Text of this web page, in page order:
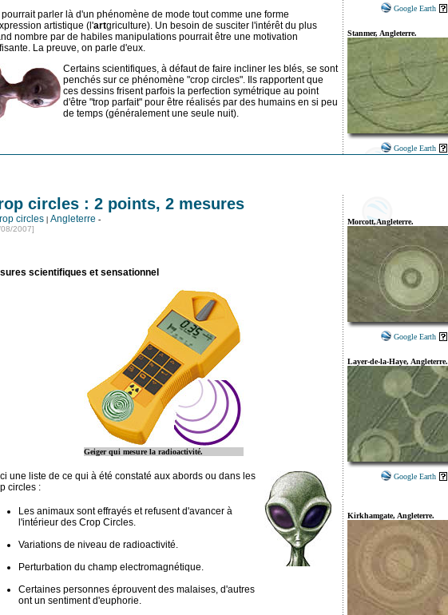
pourrait parler là d'un phénomène de mode tout comme une forme
artistique (l'artgriculture). Un besoin de susciter l'intérêt du plus
nombre par de habiles manipulations pourrait être une motivation
La preuve, on parle d'eux.
Certains scientifiques, à défaut de faire incliner les blés, se sont
penchés sur ce phénomène "crop circles". Ils rapportent que
ces dessins frisent parfois la perfection symétrique au point
d'être "trop parfait" pour être réalisés par des humains en si peu
de temps (généralement une seule nuit).
Google Earth
Stanmer, Angleterre.
Google Earth
circles : 2 points, 2 mesures
circles | Angleterre -
2007]
scientifiques et sensationnel
Geiger qui mesure la radioactivité.
une liste de ce qui à été constaté aux abords ou dans les
circles :
Les animaux sont effrayés et refusent d'avancer à
l'intérieur des Crop Circles.
Variations de niveau de radioactivité.
Perturbation du champ electromagnétique.
Certaines personnes éprouvent des malaises, d'autres
ont un sentiment d'euphorie.
Morcott,Angleterre.
Google Earth
Layer-de-la-Haye, Angleterre.
Google Earth
Kirkhamgate, Angleterre.